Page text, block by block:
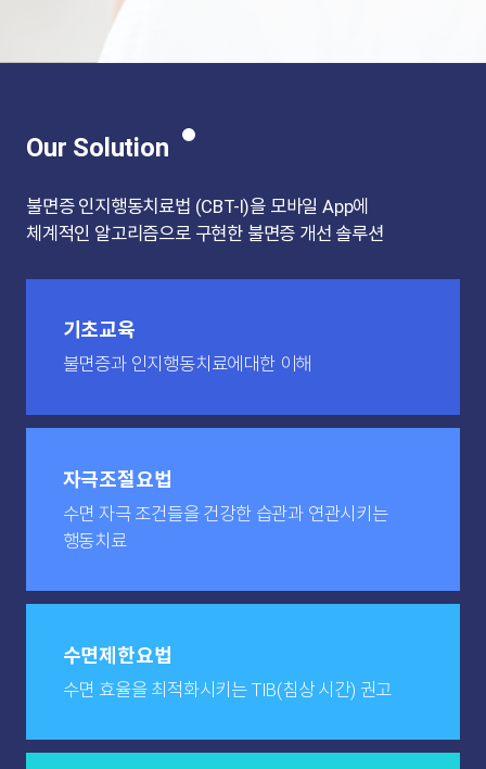
Our Solution
불면증 인지행동치료법 (CBT-I)을 모바일 App에
체계적인 알고리즘으로 구현한 불면증 개선 솔루션
기초교육
불면증과 인지행동치료에 대한 이해
자극조절요법
수면 자극 조건들을건강한 습관과 연관시키는
행동치료
수면제한요법
수면 효율을 최적화시키는TIB(침상 시간) 권고